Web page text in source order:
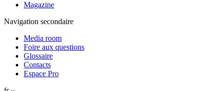
Magazine
Navigation secondaire
Media room
Foire aux questions
Glossaire
Contacts
Espace Pro